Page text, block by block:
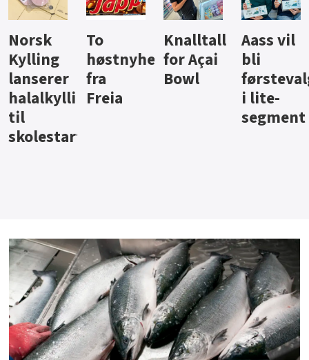
Knalltall
for Açai
Bowl
Aass vil
bli
førstevalg
i lite-
Brus og
jus fra
Berentsen
Hard
iste fra
Hansa